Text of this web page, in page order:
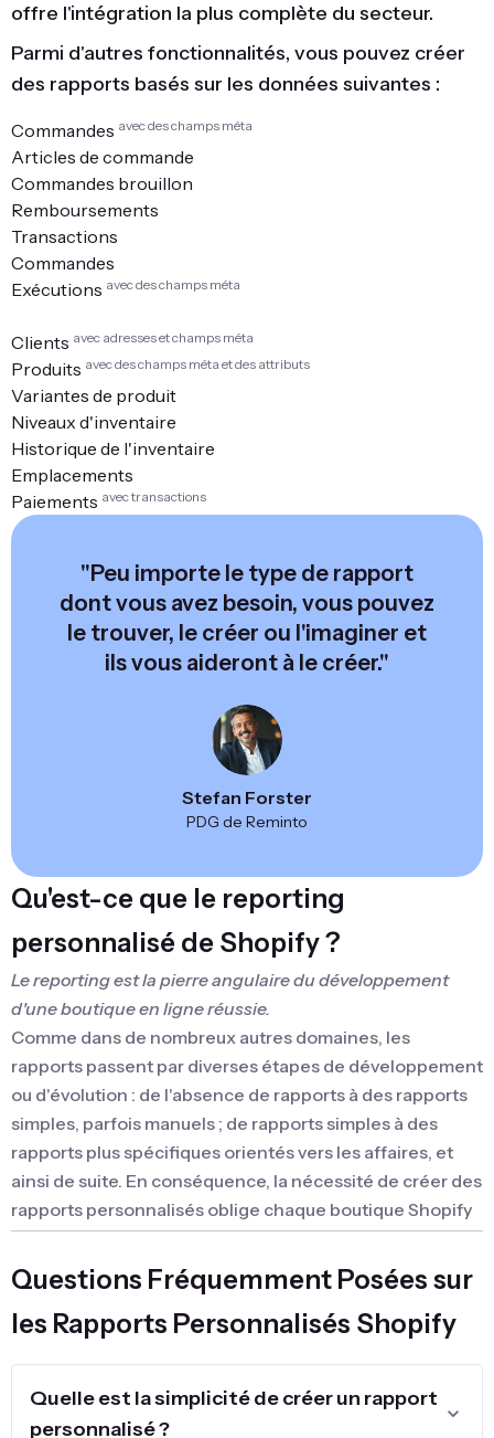
offre l'intégration la plus complète du secteur.
Parmi d'autres fonctionnalités, vous pouvez créer
des rapports basés sur les données suivantes :
Commandes avec des champs méta
Articles de commande
Commandes brouillon
Remboursements
Transactions
Commandes
Exécutions avec des champs méta
Clients avec adresses et champs méta
Produits avec des champs méta et des attributs
Variantes de produit
Niveaux d'inventaire
Historique de l'inventaire
Emplacements
Paiements avec transactions
"Peu importe le type de rapport
dont vous avez besoin, vous pouvez
le trouver, le créer ou l'imaginer et
ils vous aideront à le créer."
Stefan Forster
PDG de Reminto
Qu'est-ce que le reporting
personnalisé de Shopify ?
Le reporting est la pierre angulaire du développement
d'une boutique en ligne réussie.
Comme dans de nombreux autres domaines, les
rapports passent par diverses étapes de développement
ou d'évolution : de l'absence de rapports à des rapports
simples, parfois manuels ; de rapports simples à des
rapports plus spécifiques orientés vers les affaires, et
ainsi de suite. En conséquence, la nécessité de créer des
rapports personnalisés oblige chaque boutique Shopify
à traverser certaines étapes évolutives.
Dans l'ensemble, le besoin de rapports personnalisés
dans Shopify émerge progressivement et est parfois
abordé en effectuant des calculs dans Google Sheets ou
des méthodes similaires.
Quand les rapports personnalisés
Questions Fréquemment Posées sur
les Rapports Personnalisés Shopify
Quelle est la simplicité de créer un rapport
personnalisé ?